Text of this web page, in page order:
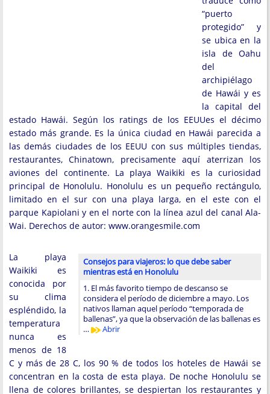
“puerto
protegido” y
se ubica en la
isla de Oahu
del
archipiélago
de Hawái y es
la capital del
estado Hawái. Según los ratings de los EEUUes el décimo
estado más grande. Es la única ciudad en Hawái parecida a
las demás ciudades de los EEUU con sus múltiples tiendas,
restaurantes, Chinatown, precisamente aquí aterrizan los
aviones del continente. La playa Waikiki es la curiosidad
principal de Honolulu. Honolulu es un pequeño rectángulo,
limitado en el sur con una playa larga, en el este con el
parque Kapiolani y en el norte con la línea azul del canal Ala-
Wai. Derechos de autor: www.orangesmile.com
Consejos para viajeros: lo que debe saber
mientras está en Honolulu
1. El más favorito tiempo de descanso se
considera el período de diciembre a mayo. Los
nativos llaman aquel período “temporada de
ballenas”, ya que la observación de las ballenas es
…
Abrir
La playa
Waikiki es
conocida por
su clima
espléndido, la
temperatura
nunca es
menos de 18
C y más de 28 C, los 90 % de todos los hoteles de Hawái se
concentran en la costa de esta playa. De noche Honolulu se
llena de colores brillantes, se despiertan los restaurantes y